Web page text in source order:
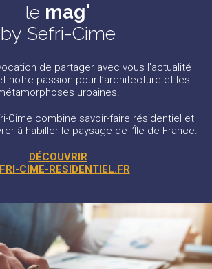
le mag'
by Sefri-Cime
de partager avec vous l’actualité
notre passion pour l’architecture et les
urbaines.
Cime combine savoir-faire résidentiel et
à habiller le paysage de l’Île-de-France.
DÉCOUVRIR
CIME-RESIDENTIEL.FR